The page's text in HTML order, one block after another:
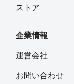
ストア
企業情報
運営会社
お問い合わせ